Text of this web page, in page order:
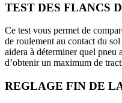
TEST DES FLANCS
Ce test vous permet de
de roulement au contact du
aidera à déterminer quel pneu
d’obtenir un maximum de
REGLAGE FIN DE